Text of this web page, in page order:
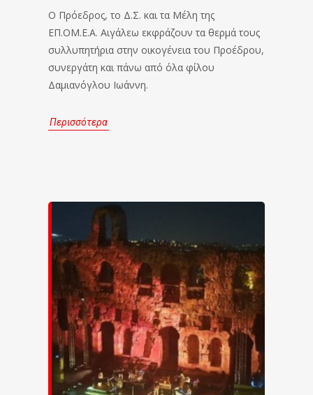
Ο Πρόεδρος, το Δ.Σ. και τα Μέλη της
ΕΠ.ΟΜ.Ε.Α. Αιγάλεω εκφράζουν τα θερμά τους
συλλυπητήρια στην οικογένεια του Προέδρου,
συνεργάτη και πάνω από όλα φίλου
Δαμιανόγλου Ιωάννη.
Περισσότερα